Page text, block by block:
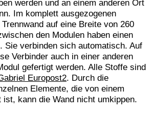
werden und an einem anderen Ort
Im komplett ausgezogenen
auf eine Breite von 260
den Modulen haben einen
Sie verbinden sich automatisch. Auf
Verbinder auch in einer anderen
gefertigt werden. Alle Stoffe sind
Europost2. Durch die
Elemente, die von einem
ist, kann die Wand nicht umkippen.